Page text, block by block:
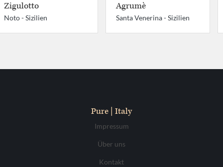
Zigulotto
Noto -Sizilien
Agrumè
Santa Venerina -Sizilien
Pure | Italy
Impressum
Über uns
Kontakt